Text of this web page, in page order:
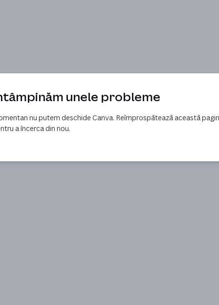
unele probleme
nu putem deschide Canva. Reîmprospătează această
a încerca din nou.